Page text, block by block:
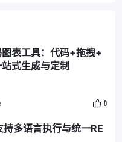
表工具：代码+拖拽+
式生成与定制
0
多语言执行与统一RE